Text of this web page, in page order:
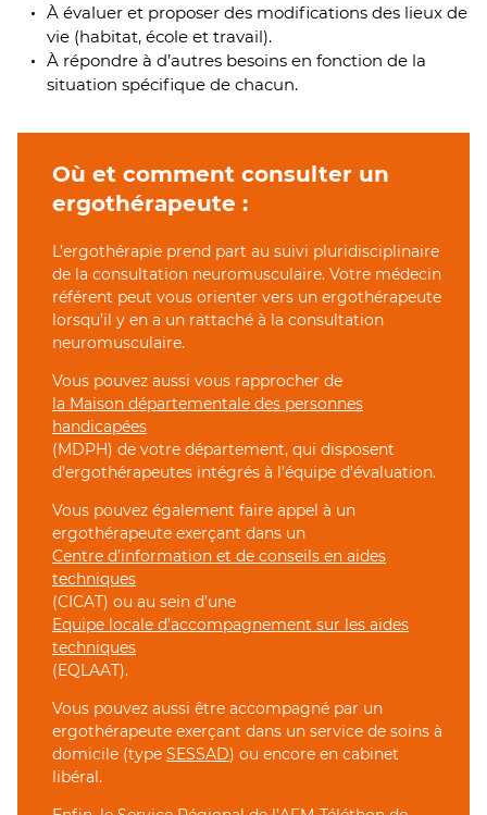
À évaluer et proposer des modifications des lieux de
vie (habitat, école et travail).
À répondre à d’autres besoins en fonction de la
situation spécifique de chacun.
Où et comment consulter un
ergothérapeute :
L’ergothérapie prend part au suivi pluridisciplinaire
de la consultation neuromusculaire. Votre médecin
référent peut vous orienter vers un ergothérapeute
lorsqu’il y en a un rattaché à la consultation
neuromusculaire.
Vous pouvez aussi vous rapprocher de
la Maison départementale des personnes
handicapées
(MDPH) de votre département, qui disposent
d’ergothérapeutes intégrés à l’équipe d’évaluation.
Vous pouvez également faire appel à un
ergothérapeute exerçant dans un
Centre d’information et de conseils en aides
techniques
(CICAT) ou au sein d’une
Equipe locale d’accompagnement sur les aides
techniques
(EQLAAT).
Vous pouvez aussi être accompagné par un
ergothérapeute exerçant dans un service de soins à
domicile (type SESSAD) ou encore en cabinet
libéral.